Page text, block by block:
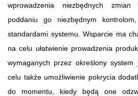
wprowadzenia niezbędnych
poddaniu go niezbędnym
standardami systemu. Wsparcie ma
na celu ułatwienie prowadzenia
wymaganych przez określony
celu także umożliwienie pokrycia
do momentu, kiedy będą one